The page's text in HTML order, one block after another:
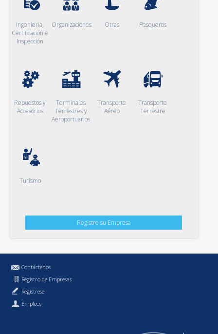
Ingeniería,
Certificación e
Inspección
Organizaciones Otras Pesqueros
Repuestos y
Accesorios
Terminales
Terrestres y
Aeroportuarios
Transporte
Aéreo
Transporte
Terrestre
Turismo
Registre su Empresa
Contáctenos
Registro de Empresas
Regístrese
Empleos